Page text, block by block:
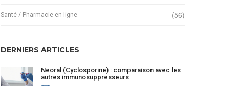
Santé / Pharmacie en ligne (56)
DERNIERS ARTICLES
Neoral (Cyclosporine) : comparaison avec les
autres immunosuppresseurs